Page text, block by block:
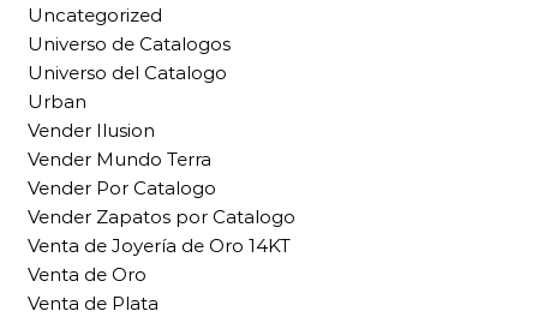
Uncategorized
Universo de Catalogos
Universo del Catalogo
Urban
Vender Ilusion
Vender Mundo Terra
Vender Por Catalogo
Vender Zapatos por Catalogo
Venta de Joyería de Oro 14KT
Venta de Oro
Venta de Plata